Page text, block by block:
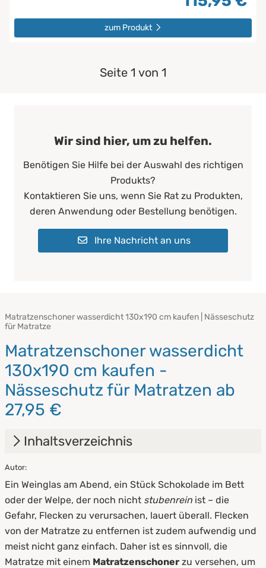
zum Produkt
Seite 1 von 1
Wir sind hier, um zu helfen.
Benötigen Sie Hilfe bei der Auswahl des richtigen
Produkts?
Kontaktieren Sie uns, wenn Sie Rat zu Produkten,
deren Anwendung oder Bestellung benötigen.
Ihre Nachricht an uns
Matratzenschoner wasserdicht 130x190 cm kaufen | Nässeschutz
für Matratze
Matratzenschoner wasserdicht
130x190 cm kaufen -
Nässeschutz für Matratzen ab
27,95 €
Inhaltsverzeichnis
1.
direkt vom Hersteller kaufen
2.
Das sind Matratzenschoner
3. Diese Matratzenschoner bieten wir an
4. So funktionieren Matratzenschoner
Autor:
Ein Weinglas am Abend, ein Stück Schokolade im Bett
oder der Welpe, der noch nicht stubenrein ist – die
Gefahr, Flecken zu verursachen, lauert überall. Flecken
von der Matratze zu entfernen ist zudem aufwendig und
meist nicht ganz einfach. Daher ist es sinnvoll, die
Matratze mit einem Matratzenschoner zu versehen, um